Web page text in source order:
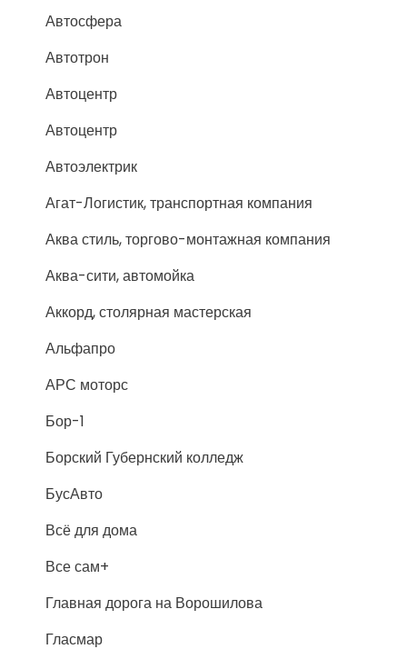
Автосфера
Автотрон
Автоцентр
Автоцентр
Автоэлектрик
Агат-Логистик, транспортная компания
Аква стиль, торгово-монтажная компания
Аква-сити, автомойка
Аккорд, столярная мастерская
Альфапро
АРС моторс
Бор-1
Борский Губернский колледж
БусАвто
Всё для дома
Все сам+
Главная дорога на Ворошилова
Гласмар